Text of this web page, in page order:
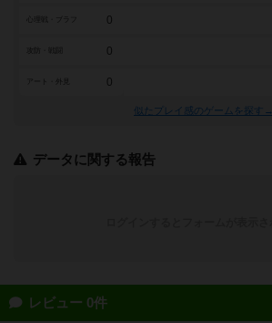
0
0
アート・外見 0
似たプレイ感のゲームを探す→
データに関する報告
レビュー 0件